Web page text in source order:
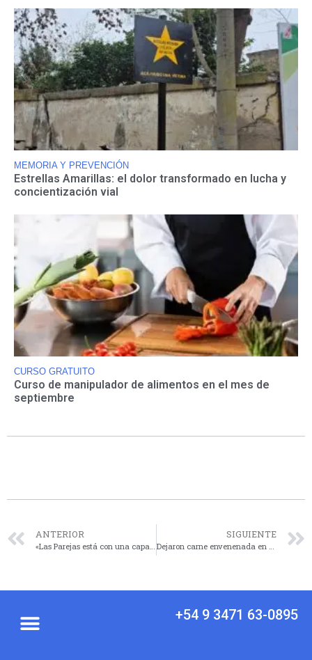
MEMORIA Y PREVENCIÓN
Estrellas Amarillas: el dolor transformado en lucha y
concientización vial
CURSO GRATUITO
Curso de manipulador de alimentos en el mes de
septiembre
ANTERIOR
«Las Parejas está con una capacidad productiva del 50%»
SIGUIENTE
Dejaron carne envenenada en un monte de Carrizales y hay gran cantidad de animales muertos
+54 9 3471 63-0895